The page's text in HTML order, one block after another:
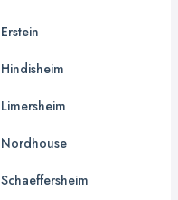
Erstein
Hindisheim
Limersheim
Nordhouse
Schaeffersheim